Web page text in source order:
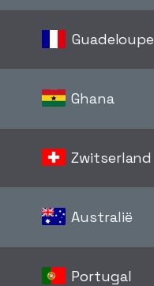
Guadeloupe
Ghana
Zwitserland
Australië
Portugal